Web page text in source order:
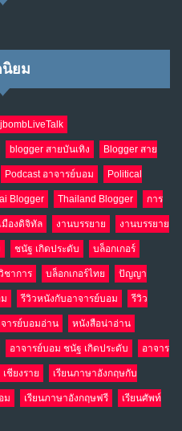
ยม
blogger สายบันเทิง Blogger สาย
Podcast อาจารย์บอม Political
Blogger Thailand Blogger การ
มืองดิจิทัล งานบรรยาย งานบรรยาย
ชนัฐ เกิดประดับ บล็อกเกอร์
ชาการ บล็อกเกอร์ไทย ปัญญา
รีวิวหนังกับอาจารย์บอม รีวิว
ารย์บอมอ่าน หนังสือน่าอ่าน
อาจารย์บอม ชนัฐ เกิดประดับ อาจาร
เชียงราย เรียนภาษาอังกฤษกับ
ม เรียนภาษาอังกฤษฟรี เรียนศัพท์